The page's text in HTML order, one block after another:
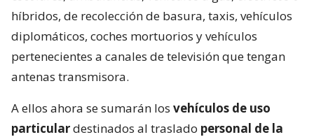
híbridos, de recolección de basura, taxis, vehículos
diplomáticos, coches mortuorios y vehículos
pertenecientes a canales de televisión que tengan
antenas transmisora.
A ellos ahora se sumarán los vehículos de uso
particulardestinados al traslado personal de la